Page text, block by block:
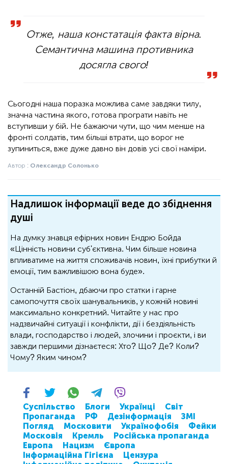
Отже, наша констатація факта вірна.
Семантична машина противника
досягла свого!
Сьогодні наша поразка можлива саме завдяки тилу,
значна частина якого, готова програти навіть не
вступивши у бій. Не бажаючи чути, що чим менше на
фронті солдатів, тим більші втрати, що ворог не
зупиниться, вже дуже давно він довів усі свої наміри.
Автор : Олександр Солонько
Надлишок інформації веде до збіднення
душі
На думку знавця ефірних новин Ендрю Бойда
«Цінність новини суб'єктивна. Чим більше новина
впливатиме на життя споживачів новин, їхні прибутки й
емоції, тим важливішою вона буде».
Останній Бастіон, дбаючи про статки і гарне
самопочуття своїх шанувальників, у кожній новині
максимально конкретний. Читайте у нас про
надзвичайні ситуації і конфлікти, дії і бездіяльність
влади, господарство і людей, злочини і проєкти, і ви
завжди першими дізнаєтеся: Хто? Що? Де? Коли?
Чому? Яким чином?
Суспільство Блоги Українці
Світ
Пропаганда
РФ Дезінформація
ЗМІ
Погляд
Московити Українофобія
Фейки
Московія
Кремль
Російська пропаганда
Европа
Нацизм
Європа
Інформаційна Гігієна
Цензура